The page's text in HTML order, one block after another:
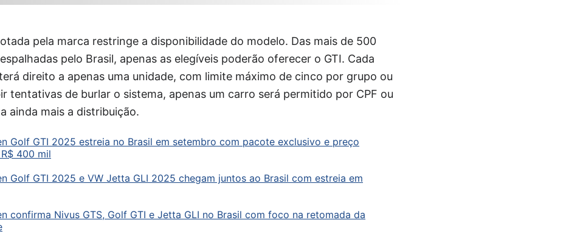
pela marca restringe a disponibilidade do modelo. Das mais de 500
pelo Brasil, apenas as elegíveis poderão oferecer o GTI. Cada
direito a apenas uma unidade, com limite máximo de cinco por grupo ou
tentativas de burlar o sistema, apenas um carro será permitido por CPF ou
ainda mais a distribuição.
Golf GTI 2025 estreia no Brasil em setembro com pacote exclusivo e preço
400 mil
Golf GTI 2025 e VW Jetta GLI 2025 chegam juntos ao Brasil com estreia em
confirma Nivus GTS, Golf GTI e Jetta GLI no Brasil com foco na retomada da